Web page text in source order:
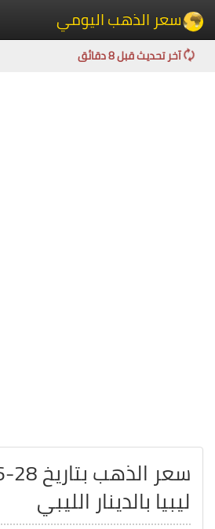
سعر الذهب اليومي
آخر تحديث قبل 8 دقائق
ليبيا بالدينار الليبي